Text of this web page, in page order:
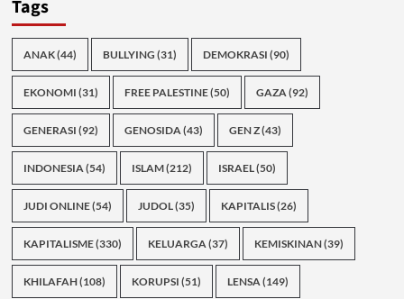
Tags
ANAK(44) BULLYING (31) DEMOKRASI (90)
EKONOMI (31) FREE PALESTINE(50) GAZA(92)
GENERASI (92) GENOSIDA(43) GEN Z(43)
INDONESIA(54) ISLAM(212) ISRAEL(50)
JUDI ONLINE(54) JUDOL(35) KAPITALIS(26)
KAPITALISME(330) KELUARGA(37) KEMISKINAN(39)
KHILAFAH(108) KORUPSI (51) LENSA(149)